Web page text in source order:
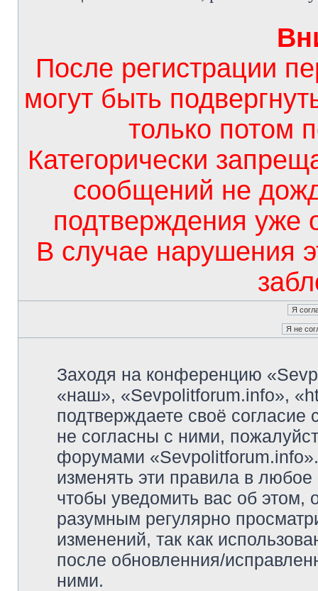
После регистрации
могут быть
только потом
Категорически
сообщений не
подтверждения уже
В случае нарушения
Заходя на конференцию
«наш», «Sevpolitforum.info»,
подтверждаете своё
не согласны с ними,
форумами
изменять эти правила в
чтобы уведомить вас об
разумным регулярно
изменений, так как
после обновленния/
ними.